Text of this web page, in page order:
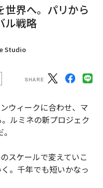
世界へ。パリから
ル戦略
Studio
ウィークに合わせ、マ
ルミネの新プロジェク
スケールで変えていこ
。千年でも短いかなっ